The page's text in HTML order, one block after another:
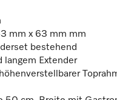
mm x 63 mm mm
bestehend
langem Extender